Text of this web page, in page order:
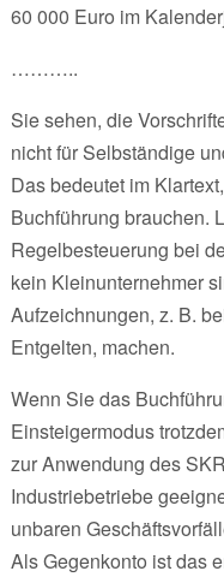
60 000 Euro im
………..
Sie sehen, die
nicht für Selbständige
Das bedeutet im
Buchführung brauchen.
Regelbesteuerung bei
kein Kleinunternehmer
Aufzeichnungen, z. B.
Entgelten, machen.
Wenn Sie das
Einsteigermodus
zur Anwendung des
Industriebetriebe
unbaren
Als Gegenkonto ist das